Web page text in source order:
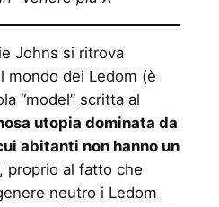
Johns si ritrova
mondo dei Ledom (è
“model” scritta al
utopia dominata da
abitanti non hanno un
proprio al fatto che
neutro i Ledom